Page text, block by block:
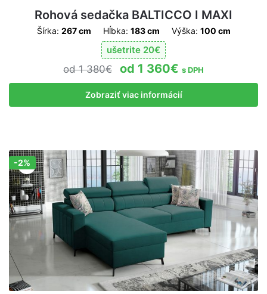
Rohová sedačka BALTICCO I MAXI
Šírka: 267 cm Hĺbka: 183 cm Výška: 100 cm
ušetrite 20€
1 380€ 1 360€ s DPH
Zobraziť viac informácií
Zľava!
-2%